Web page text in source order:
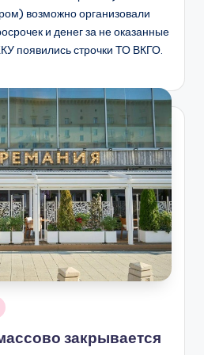
возможно организовали
и денег за не оказанные
появились строчки ТО ВКГО.
закрывается